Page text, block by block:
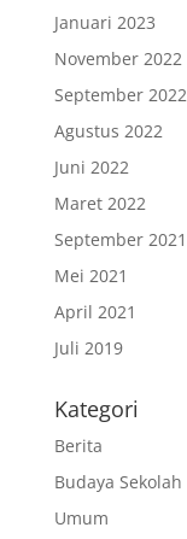
Januari 2023
November 2022
September 2022
Agustus 2022
Juni 2022
Maret 2022
September 2021
Mei 2021
April 2021
Juli 2019
Kategori
Berita
Budaya Sekolah
Umum